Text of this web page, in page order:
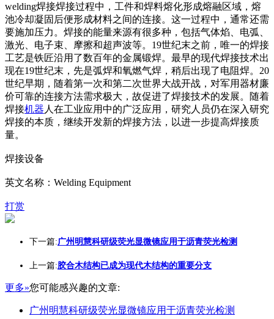
welding焊接焊接过程中，工件和焊料熔化形成熔融区域，熔
池冷却凝固后便形成材料之间的连接。这一过程中，通常还需
要施加压力。焊接的能量来源有很多种，包括气体焰、电弧、
激光、电子束、摩擦和超声波等。19世纪末之前，唯一的焊接
工艺是铁匠沿用了数百年的金属锻焊。最早的现代焊接技术出
现在19世纪末，先是弧焊和氧燃气焊，稍后出现了电阻焊。20
世纪早期，随着第一次和第二次世界大战开战，对军用器材廉
价可靠的连接方法需求极大，故促进了焊接技术的发展。随着
焊接机器 人在工业应用中的广泛应用，研究人员仍在深入研究
焊接的本质，继续开发新的焊接方法，以进一步提高焊接质
量。
焊接设备
英文名称：Welding Equipment
打赏
下一篇:广州明慧科研级荧光显微镜应用于沥青荧光检测
上一篇:胶合木结构已成为现代木结构的重要分支
更多»您可能感兴趣的文章:
广州明慧科研级荧光显微镜应用于沥青荧光检测